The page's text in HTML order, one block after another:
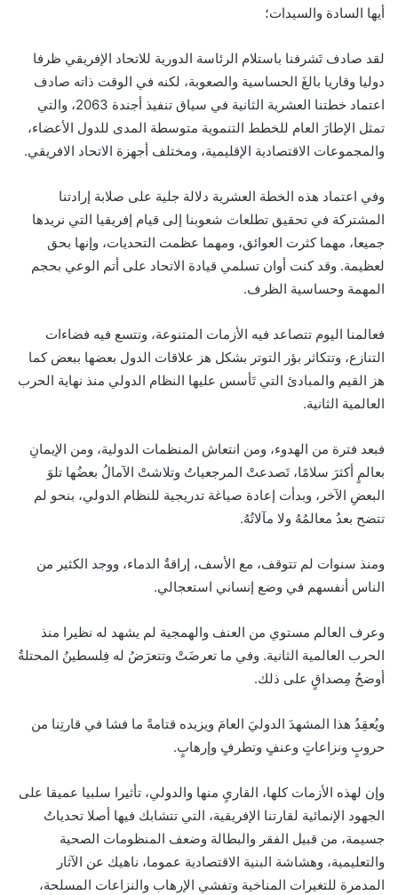
أيها السادة والسيدات؛
لقد صادف تَشرفنا باستلام الرئاسة الدورية للاتحاد الإفريقي ظرفا
دوليا وقاريا بالغَ الحساسية والصعوبة، لكنه في الوقت ذاته صادف
اعتماد خطتنا العشرية الثانية في سياق تنفيذ أجندة 2063، والتي
تمثل الإطارَ العام للخطط التنموية متوسطة المدى للدول الأعضاء،
والمجموعات الاقتصادية الإقليمية، ومختلف أجهزة الاتحاد الافريقي.
وفي اعتماد هذه الخطة العشرية دلالة جلية على صلابة إرادتنا
المشتركة في تحقيق تطلعات شعوبنا إلى قيام إفريقيا التي نريدها
جميعا، مهما كثرت العوائق، ومهما عظمت التحديات، وإنها بحق
لعظيمة. وقد كنت أوان تسلمي قيادة الاتحاد على أتم الوعي بحجم
المهمة وحساسية الظرف.
فعالمنا اليوم تتصاعد فيه الأزمات المتنوعة، وتتسع فيه فضاءات
التنازع، وتتكاثر بؤر التوتر بشكل هز علاقات الدول بعضها ببعض كما
هز القيم والمبادئ التي تَأسس عليها النظام الدولي منذ نهاية الحرب
العالمية الثانية.
فبعد فترة من الهدوء، ومن انتعاش المنظمات الدولية، ومن الإيمانِ
بعالمٍ أكثرَ سلامًا، تَصدعتْ المرجعياتُ وتلاشتْ الآمالُ بعضُها تلوَ
البعضِ الآخر، وبدأت إعادة صياغة تدريجية للنظام الدولي، بنحو لم
تتضح بعدُ معالمُهُ ولا مآلاتُهُ.
ومنذ سنوات لم تتوقف، مع الأسف، إراقةٌ الدماء، ووجد الكثير من
الناس أنفسهم في وضع إنساني استعجالي.
وعرف العالم مستوي من العنف والهمجية لم يشهد له نظيرا منذ
الحرب العالمية الثانية. وفي ما تعرضَتْ وتتعرَضُ له فِلسطينُ المحتلةُ
أوضحُ مِصداقٍ على ذلك.
ويُعقِدُ هذا المشهدَ الدوليَ العامَ ويزيده قتامةً ما فشا في قارتِنا من
حروبٍ ونزاعاتٍ وعنفٍ وتطرفٍ وإرهابٍ.
وإن لهذه الأزمات كلها، القاريِ منها والدولي، تأثيرا سلبيا عميقا على
الجهود الإنمائية لقارتنا الإفريقية، التي تتشابك فيها أصلا تحدياتُ
جسيمة، من قبيل الفقر والبطالة وضعف المنظومات الصحية
والتعليمية، وهشاشة البنية الاقتصادية عموما، ناهيك عن الآثار
المدمرة للتغيرات المناخية وتفشي الإرهاب والنزاعات المسلحة،